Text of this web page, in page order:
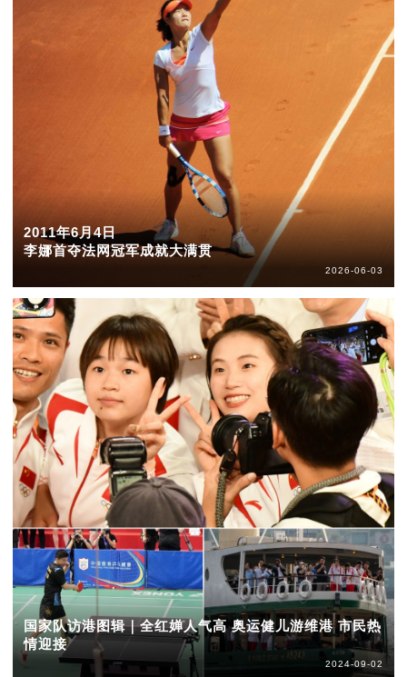
2011年6月4日
李娜首夺法网冠军成就大满贯
2026-06-03
国家队访港图辑｜全红婵人气高 奥运健儿游维港 市民热
情迎接
2024-09-02